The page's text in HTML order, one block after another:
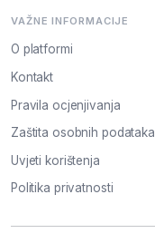
VAŽNE INFORMACIJE
O platformi
Kontakt
Pravila ocjenjivanja
Zaštita osobnih podataka
Uvjeti korištenja
Politika privatnosti